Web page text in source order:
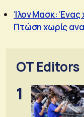
Ίλον Μασκ: Ένας
Πτώση χωρίς
OT Editors
1